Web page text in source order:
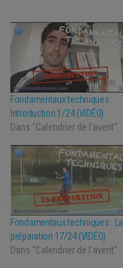
Fondamentaux techniques :
Introduction 1/24 (VIDÉO)
Dans "Calendrier de l'avent"
Fondamentaux techniques : La
préparation 17/24 (VIDÉO)
Dans "Calendrier de l'avent"